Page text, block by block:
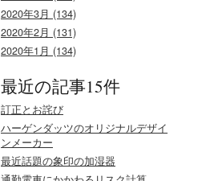
2020年3月 (134)
2020年2月 (131)
2020年1月 (134)
最近の記事15件
訂正とお詫び
ハーゲンダッツのオリジナルデザイ
ンメーカー
最近話題の象印の加湿器